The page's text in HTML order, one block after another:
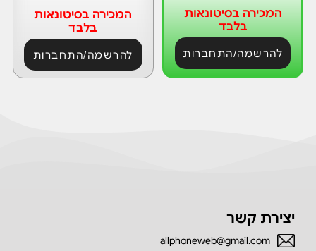
המכירה בסיטונאות
בלבד
להרשמה/התחברות
המכירה בסיטונאות
בלבד
להרשמה/התחברות
יצירת קשר
allphoneweb@gmail.com